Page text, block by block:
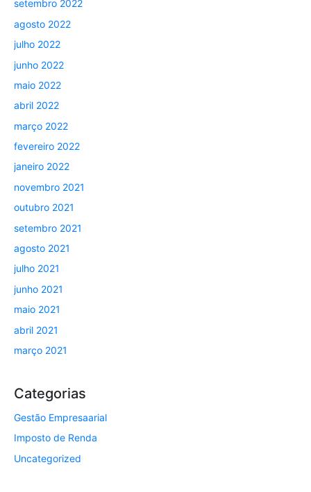
setembro 2022
agosto 2022
julho 2022
junho 2022
maio 2022
abril 2022
março 2022
fevereiro 2022
janeiro 2022
novembro 2021
outubro 2021
setembro 2021
agosto 2021
julho 2021
junho 2021
maio 2021
abril 2021
março 2021
Categorias
Gestão Empresaarial
Imposto de Renda
Uncategorized